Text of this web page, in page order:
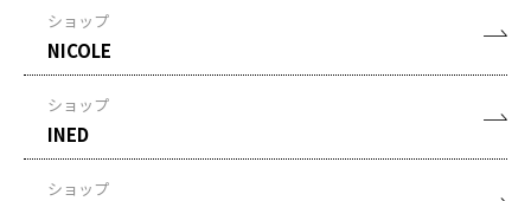
ショップ
NICOLE
ショップ
INED
ショップ